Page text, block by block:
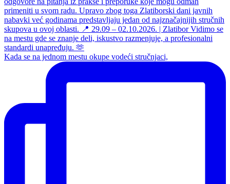
Kada se na jednom mestu okupe vodeći stručnjaci,